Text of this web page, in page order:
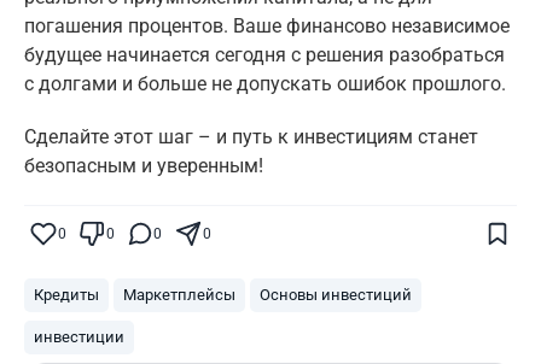
погашения процентов. Ваше финансово независимое
будущее начинается сегодня с решения разобраться
с долгами и больше не допускать ошибок прошлого.
Сделайте этот шаг – и путь к инвестициям станет
безопасным и уверенным!
0 0 0 0
Кредиты Маркетплейсы Основы инвестиций
инвестиции
Поставьте галочку рядом с
Finratings